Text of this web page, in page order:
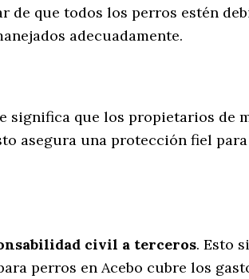
de que todos los perros estén
adecuadamente.
significa que los propietarios de
asegura una protección fiel
civil a terceros. Esto
perros en Acebo cubre los